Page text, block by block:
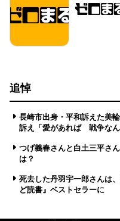
追悼
長崎市出身・平和訴えた美
訴え「愛があれば 戦争なん
つげ義春さんと白土三平さ
は？
死去した丹羽宇一郎さんは
ど読書』ベストセラーに